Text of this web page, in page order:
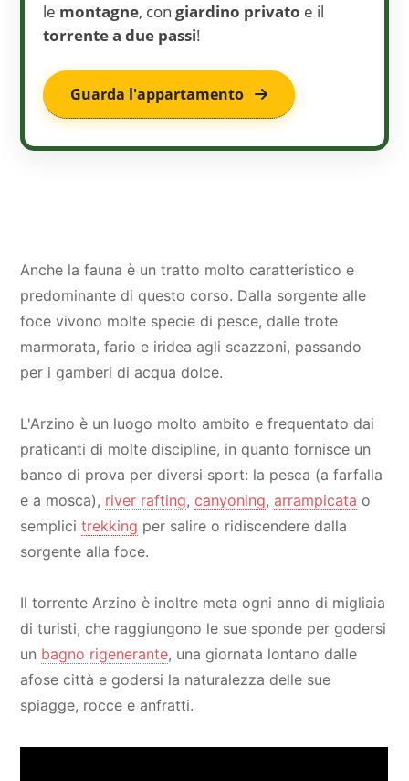
le montagne, congiardino privato e il
torrente a due passi!
Guarda l'appartamento
Anche la fauna è un tratto molto caratteristico e
predominante di questo corso. Dalla sorgente alle
foce vivono molte specie di pesce, dalle trote
marmorata, fario e iridea agli scazzoni, passando
per i gamberi di acqua dolce.
L'Arzino è un luogo molto ambito e frequentato dai
praticanti di molte discipline, in quanto fornisce un
banco di prova per diversi sport: la pesca (a farfalla
e a mosca), river rafting,canyoning, arrampicata o
semplicitrekking per salire o ridiscendere dalla
sorgente alla foce.
Il torrente Arzino è inoltre meta ogni anno di migliaia
di turisti, che raggiungono le sue sponde per godersi
un bagno rigenerante, una giornata lontano dalle
afose città e godersi la naturalezza delle sue
spiagge, rocce e anfratti.